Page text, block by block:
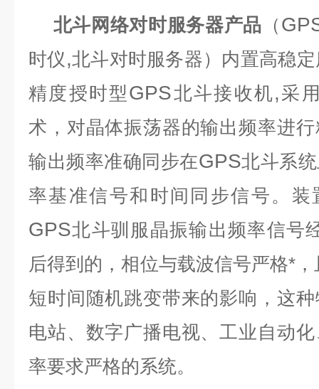
北斗网络对时服务器产品 （
时仪,北斗对时服务器）内置高稳
精度授时型 GPS北斗接收机,采
术，对晶体振荡器的输出频率进
输出频率准确同步在GPS北斗系
率基准信号和时间同步信号。装
GPS北斗驯服晶振输出频率信号
后得到的，相位与载波信号严格*
短时间随机跳变带来的影响，这
电站、数字广播电视、工业自动
率要求严格的系统。